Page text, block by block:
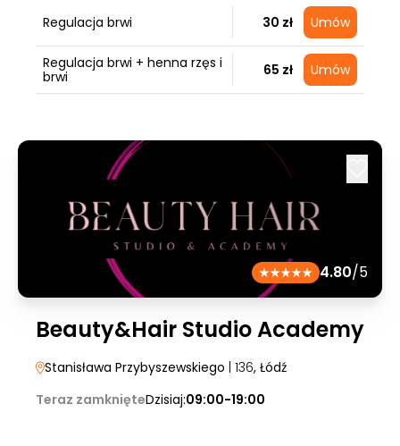
Regulacja brwi 30 zł Umów
Regulacja brwi + henna rzęs i
brwi
65 zł Umów
4.80/5
Beauty&Hair Studio Academy
Stanisława Przybyszewskiego | 136, Łódź
Teraz zamknięteDzisiaj:09:00-19:00